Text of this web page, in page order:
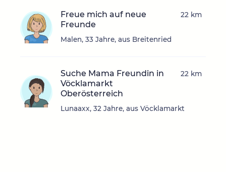
Freue mich auf neue
Freunde
Malen, 33 Jahre, aus Breitenried
22 km
Suche Mama Freundin in
Vöcklamarkt
Oberösterreich
Lunaaxx, 32 Jahre, aus Vöcklamarkt
22 km